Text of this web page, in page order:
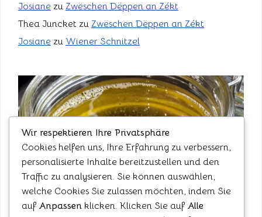
Josiane zu Zwëschen Dëppen an Zékt
Thea Juncket zu Zwëschen Dëppen an Zékt
Josiane zu Wiener Schnitzel
Wir respektieren Ihre Privatsphäre
Cookies helfen uns, Ihre Erfahrung zu verbessern,
personalisierte Inhalte bereitzustellen und den
Traffic zu analysieren. Sie können auswählen,
welche Cookies Sie zulassen möchten, indem Sie
auf Anpassen klicken. Klicken Sie auf Alle